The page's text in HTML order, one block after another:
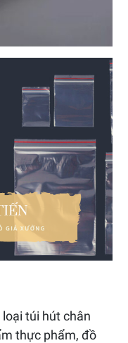
túi hút chân
thực phẩm, đồ